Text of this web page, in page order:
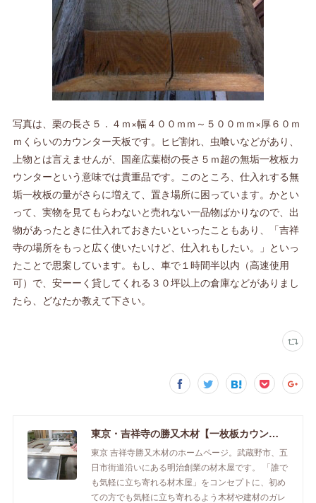
写真は、栗の長さ５．４ｍ×幅４００ｍｍ～５００ｍｍ×厚６０ｍ
ｍくらいのカウンター天板です。ヒビ割れ、虫喰いなどがあり、
上物とは言えませんが、国産広葉樹の長さ５ｍ超の無垢一枚板カ
ウンターという意味では貴重品です。このところ、仕入れする無
垢一枚板の量がさらに増えて、置き場所に困っています。かとい
って、実物を見てもらわないと売れない一品物ばかりなので、出
物があったときに仕入れておきたいといったこともあり、「吉祥
寺の場所をもっと広く使いたいけど、仕入れもしたい。」といっ
たことで思案しています。もし、車で１時間半以内（高速使用
可）で、安ーーく貸してくれる３０坪以上の倉庫などがありまし
たら、どなたか教えて下さい。
東京・吉祥寺の勝又木材【一枚板カウンター】
東京 吉祥寺勝又木材のホームページ。武蔵野市、五
日市街道沿いにある明治創業の材木屋です。 「誰で
も気軽に立ち寄れる材木屋」をコンセプトに、初め
ての方でも気軽に立ち寄れるよう木材や建材のガレ